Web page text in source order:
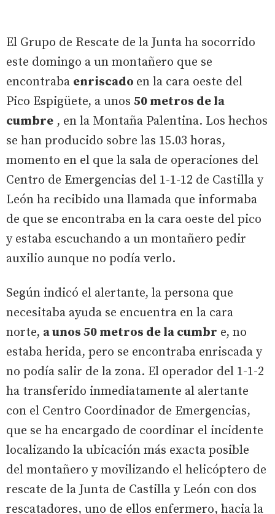
El Grupo de Rescate de la Junta ha socorrido
este domingo a un montañero que se
encontraba enriscado en la cara oeste del
Pico Espigüete, a unos 50 metros de la
cumbre , en la Montaña Palentina. Los hechos
se han producido sobre las 15.03 horas,
momento en el que la sala de operaciones del
Centro de Emergencias del 1-1-12 de Castilla y
León ha recibido una llamada que informaba
de que se encontraba en la cara oeste del pico
y estaba escuchando a un montañero pedir
auxilio aunque no podía verlo.
Según indicó el alertante, la persona que
necesitaba ayuda se encuentra en la cara
norte, a unos 50 metros de la cumbr e, no
estaba herida, pero se encontraba enriscada y
no podía salir de la zona. El operador del 1-1-2
ha transferido inmediatamente al alertante
con el Centro Coordinador de Emergencias,
que se ha encargado de coordinar el incidente
localizando la ubicación más exacta posible
del montañero y movilizando el helicóptero de
rescate de la Junta de Castilla y León con dos
rescatadores, uno de ellos enfermero, hacia la